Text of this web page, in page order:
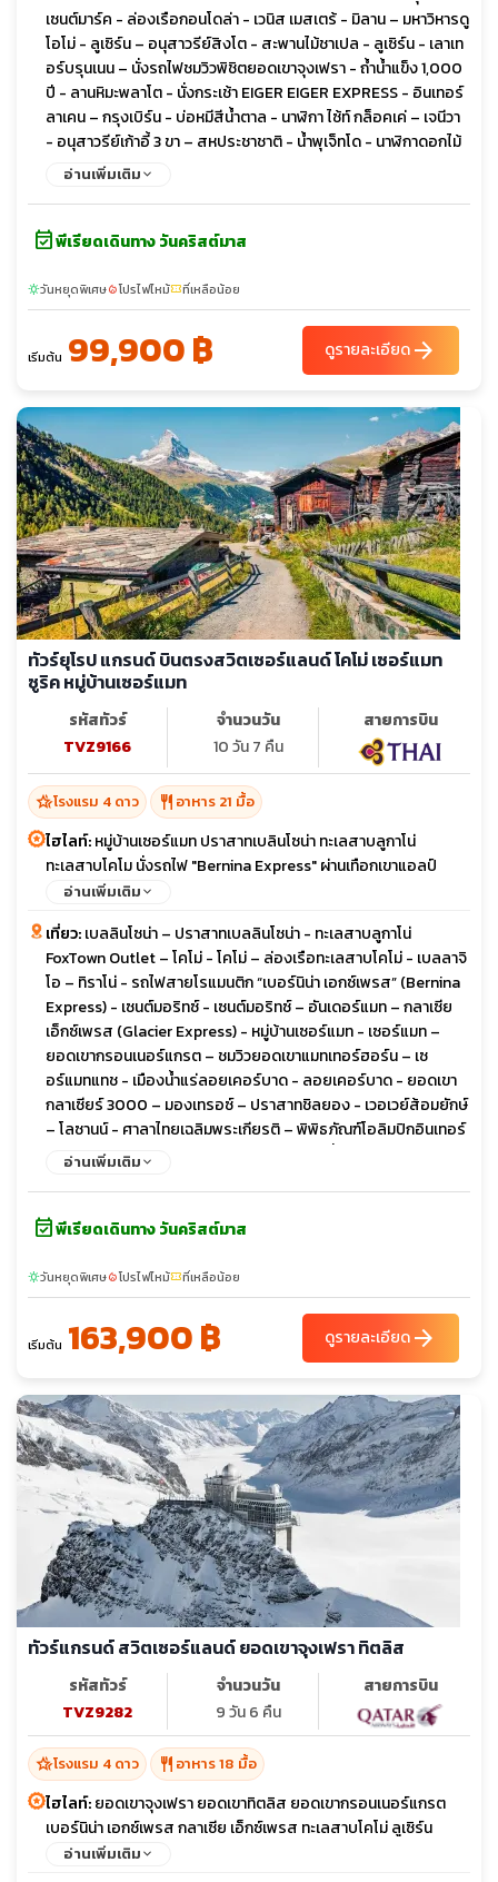
เซนต์มาร์ค - ล่องเรือกอนโดล่า - เวนิส เมสเตร้ - มิลาน – มหาวิหารดู
โอโม่ - ลูเซิร์น – อนุสาวรีย์สิงโต - สะพานไม้ชาเปล - ลูเซิร์น - เลาเท
อร์บรุนเนน – นั่งรถไฟชมวิวพิชิตยอดเขาจุงเฟรา - ถ้ำน้ำแข็ง 1,000
ปี - ลานหิมะพลาโต - นั่งกระเช้า EIGER EIGER EXPRESS - อินเทอร์
ลาเคน – กรุงเบิร์น - บ่อหมีสีน้ำตาล - นาฬิกา ไซ้ท์ กล็อคเค่ – เจนีวา
- อนุสาวรีย์เก้าอี้ 3 ขา – สหประชาชาติ - น้ำพุเจ็ทโด - นาฬิกาดอกไม้
- ดีจอง - รถไฟด่วน TGV - เข้าชมพระราชวังแวร์ซายย์ – เข้าชม
ห้างแกลลารี-ลาฟาแยตต์
อ่านเพิ่มเติม
event_availableพีเรียดเดินทาง วันคริสต์มาส
sunnyวันหยุดพิเศษlocal_fire_departmentโปรไฟไหม้confirmation_numberที่เหลือน้อย
เริ่มต้น 99,900 ฿ ดูรายละเอียดarrow_forward
ทัวร์ยุโรป แกรนด์ บินตรงสวิตเซอร์แลนด์ โคโม่ เซอร์แมท
ซูริค หมู่บ้านเซอร์แมท
รหัสทัวร์
TVZ9166
จำนวนวัน
10 วัน 7 คืน
สายการบิน
hotel_classโรงแรม 4 ดาว restaurant อาหาร 21 มื้อ
ไฮไลท์:หมู่บ้านเซอร์แมท ปราสาทเบลินโซน่า ทะเลสาบลูกาโน่
ทะเลสาบโคโม นั่งรถไฟ "Bernina Express" ผ่านเทือกเขาแอลป์
Glacier Express เมืองเซนต์มอริส อันเดอร์แมท เมืองเซอร์แมท"
ยอดเขาชิลธอร์น เมืองลูเซิร์น เมืองซุก FOX Town Outlet ย่านบาน
โฮฟชตราสเซอ เมืองซูริก อาหารมื้อพิเศษ พิซซ่าสไตล์อิตาเลียน สปา
เก็ตตี้หมึกดำ เมนูคอมโบฟองดู (ชีส + น้ำมัน + ช็อกโกแลต) อาหารไทย
รสชาติจัดจ้าน
อ่านเพิ่มเติม
เที่ยว:เบลลินโซน่า – ปราสาทเบลลินโซน่า - ทะเลสาบลูกาโน่
FoxTown Outlet – โคโม่ - โคโม่ – ล่องเรือทะเลสาบโคโม่ - เบลลาจิ
โอ – ทิราโน่ - รถไฟสายโรแมนติก “เบอร์นิน่า เอกซ์เพรส” (Bernina
Express) - เซนต์มอริทซ์ - เซนต์มอริทซ์ – อันเดอร์แมท – กลาเซีย
เอ็กซ์เพรส (Glacier Express) - หมู่บ้านเซอร์แมท - เซอร์แมท –
ยอดเขากรอนเนอร์แกรต – ชมวิวยอดเขาแมทเทอร์ฮอร์น – เซ
อร์แมทแทช - เมืองน้ำแร่ลอยเคอร์บาด - ลอยเคอร์บาด - ยอดเขา
กลาเซียร์ 3000 – มองเทรอซ์ – ปราสาทชิลยอง - เวอเวย์ส้อมยักษ์
– โลซานน์ - ศาลาไทยเฉลิมพระเกียรติ – พิพิธภัณฑ์โอลิมปิกอินเทอร์
ลาเคน - อินเทอร์ลาเค่น - เลาเทอร์บรุนเนน – นั่งรถไฟชมวิวพิชิต
ลาเค่น - ยอดเขาชิลธอร์น - ลูเซิร์น - อนุสาวรีย์สิงโต - สะพานไม้ชา
อ่านเพิ่มเติม
event_availableพีเรียดเดินทาง วันคริสต์มาส
sunnyวันหยุดพิเศษlocal_fire_departmentโปรไฟไหม้confirmation_numberที่เหลือน้อย
เริ่มต้น 163,900 ฿ ดูรายละเอียดarrow_forward
ทัวร์แกรนด์ สวิตเซอร์แลนด์ ยอดเขาจุงเฟรา ทิตลิส
รหัสทัวร์
TVZ9282
จำนวนวัน
9 วัน 6 คืน
สายการบิน
hotel_classโรงแรม 4 ดาว restaurant อาหาร 18 มื้อ
ไฮไลท์:ยอดเขาจุงเฟรา ยอดเขาทิตลิส ยอดเขากรอนเนอร์แกรต
เบอร์นิน่า เอกซ์เพรส กลาเซีย เอ็กซ์เพรส ทะเลสาบโคโม่ ลูเซิร์น
เวอเวย์ โลซานน์ เจนีวา ปราสาทเบลลินโซน่า
อ่านเพิ่มเติม